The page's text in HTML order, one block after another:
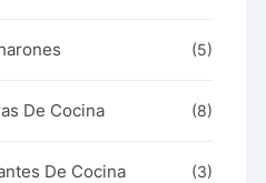
(5)
De Cocina (8)
De Cocina (3)